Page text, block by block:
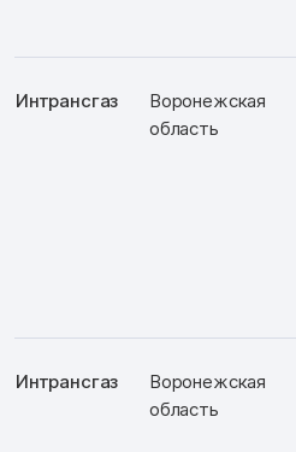
Интрансгаз
Воронежская
область
Интрансгаз
Воронежская
область